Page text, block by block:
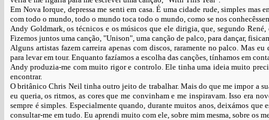
Em Nova Iorque, depressa me senti em casa. É uma cidade rude, simples
com todo o mundo, todo o mundo toca todo o mundo, como se nos
Andy Goldmark, os técnicos e os músicos que ele dirigia, que, segundo
Fizemos juntos uma canção, "Unison", uma canção de palco, para dançar,
Alguns artistas fazem carreira apenas com discos, raramente no palco. Mas
para levar em tour. Enquanto fazíamos a escolha das canções, tínhamos em
Andy produzia-me com muito rigor e controlo. Ele tinha uma ideia muito
encontrar.
O britânico Chris Neil tinha outro jeito de trabalhar. Mais do que me impor a
eu queria, os ritmos, as cores que me convinham e me inspiravam. Isso era
sempre é simples. Especialmente quando, durante muitos anos, deixámos
consultar-me em tudo. Eu aprendi muito com ele, sobre mim mesma, sobre os